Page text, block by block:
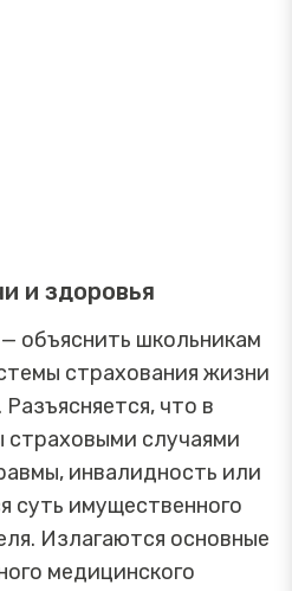
и здоровья
объяснить школьникам
страхования жизни
что в
страховыми случаями
инвалидность или
суть имущественного
Излагаются основные
медицинского